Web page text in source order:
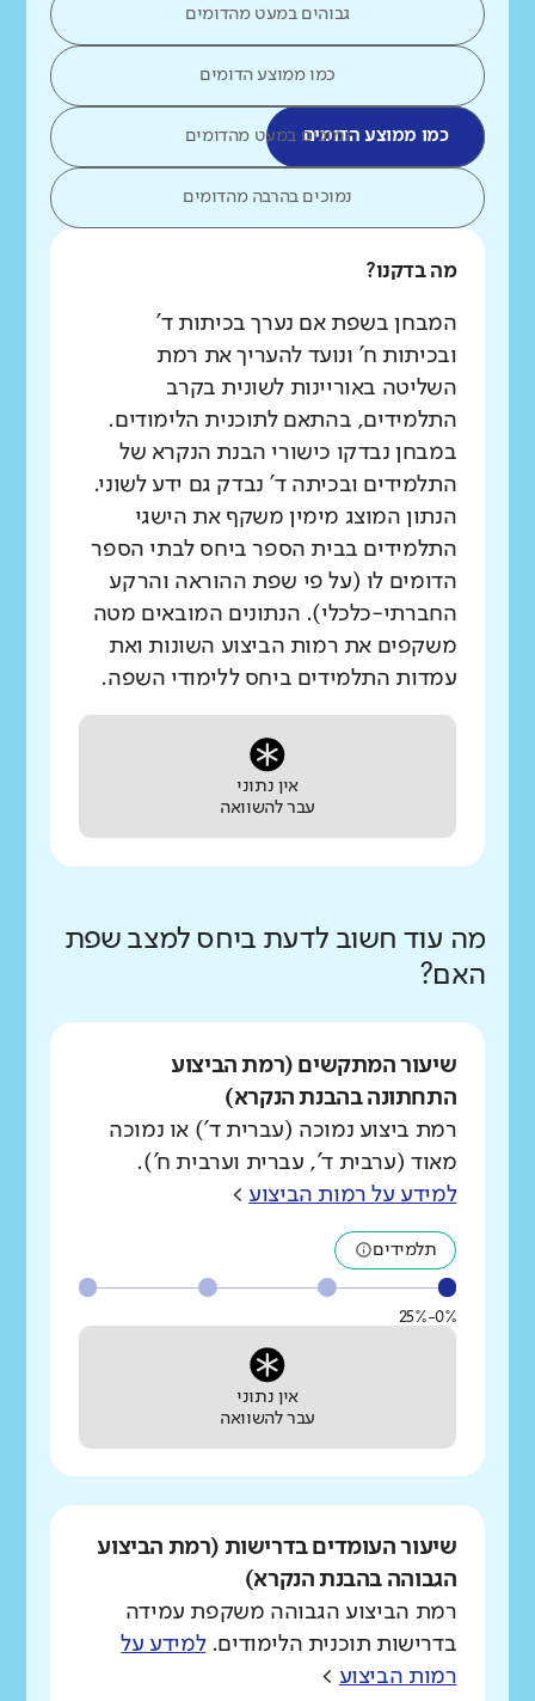
גבוהים במעט מהדומים
כמו ממוצע הדומים
כמו ממוצע הדומיםנמוכים במעט מהדומים
נמוכים בהרבה מהדומים
מה בדקנו?
המבחן בשפת אם נערך בכיתות ד'
ובכיתות ח' ונועד להעריך את רמת
השליטה באוריינות לשונית בקרב
התלמידים, בהתאם לתוכנית הלימודים.
במבחן נבדקו כישורי הבנת הנקרא של
התלמידים ובכיתה ד' נבדק גם ידע לשוני.
הנתון המוצג מימין משקף את הישגי
התלמידים בבית הספר ביחס לבתי הספר
הדומים לו (על פי שפת ההוראה והרקע
החברתי-כלכלי). הנתונים המובאים מטה
משקפים את רמות הביצוע השונות ואת
עמדות התלמידים ביחס ללימודי השפה.
אין נתוני
עבר להשוואה
מה עוד חשוב לדעת ביחס למצב שפת
האם?
שיעור המתקשים (רמת הביצוע
התחתונה בהבנת הנקרא)
רמת ביצוע נמוכה (עברית ד') או נמוכה
מאוד (ערבית ד', עברית וערבית ח').
למידע על רמות הביצוע >
תלמידים
0%-25%
אין נתוני
עבר להשוואה
שיעור העומדים בדרישות (רמת הביצוע
הגבוהה בהבנת הנקרא)
רמת הביצוע הגבוהה משקפת עמידה
בדרישות תוכנית הלימודים.למידע על
רמות הביצוע >